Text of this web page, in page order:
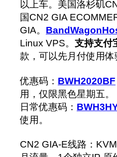
以上车。美国洛杉矶
国CN2 GIA
GIA。
Linux VPS。 支持支付
款，可以先月付使用
优惠码： BWH2020BF
用，仅限黑色星期五。
日常优惠码：
使用。
CN2 GIA-E线路：